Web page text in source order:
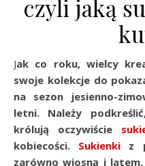
czyli jaką
Jak co roku, wielcy kreatorzy mody przygotowują
swoje kolekcje do
na sezon jesienno-
letni. Należy
królują oczywiście
kobiecości. Sukienki z
zarówno wiosną i